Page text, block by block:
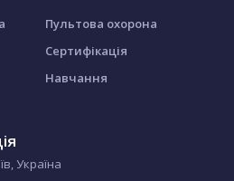
Пультова охорона
Сертифікація
Навчання
Україна